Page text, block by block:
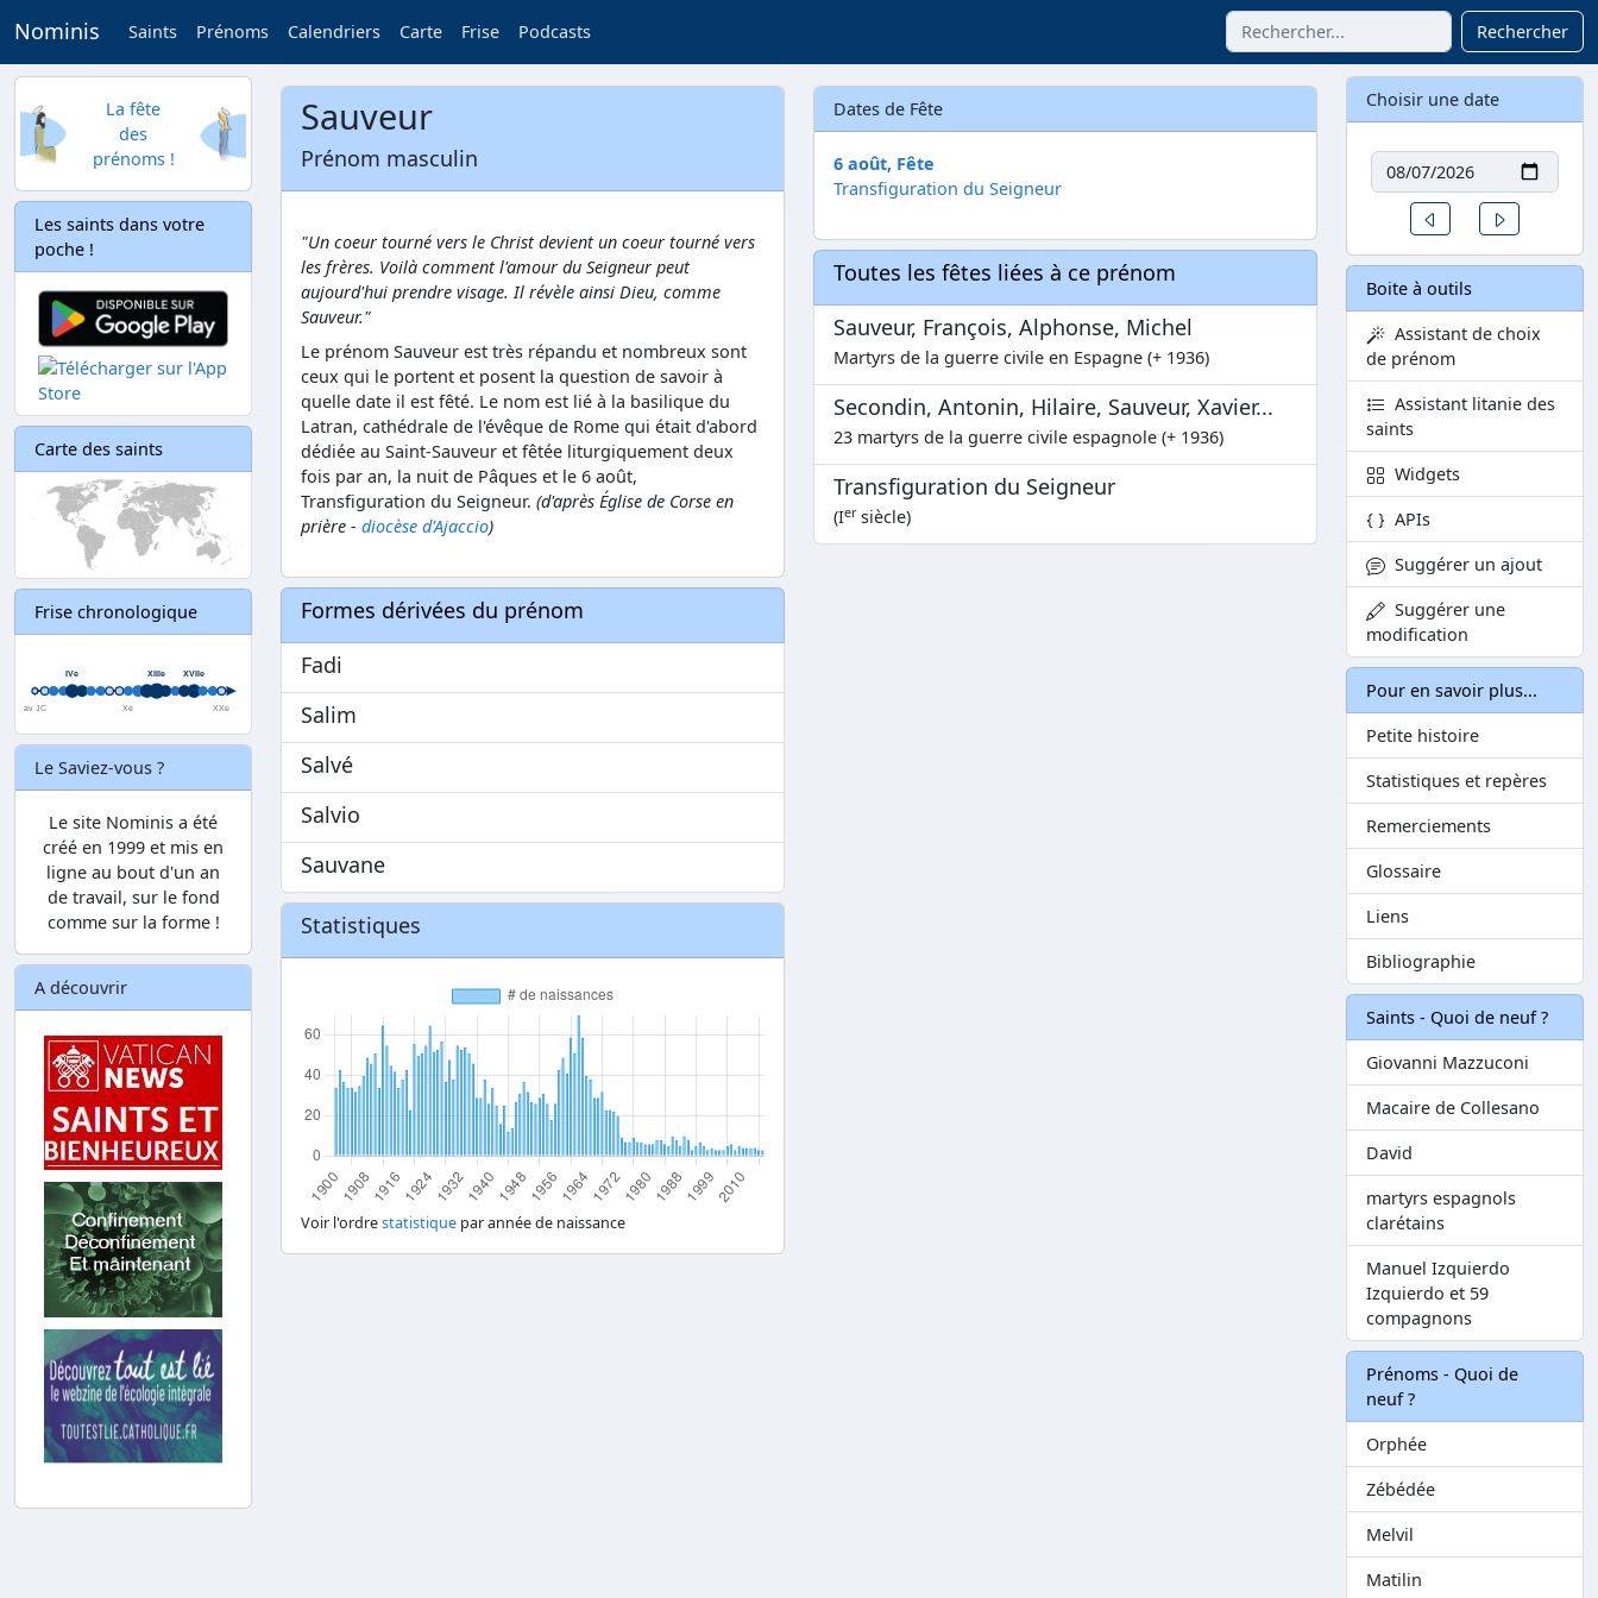
Nominis Saints Prénoms Calendriers Carte Frise Podcasts Rechercher
La fête
des
prénoms !
Les saints dans votre
poche !
Carte des saints
Frise chronologique
Le Saviez-vous ?
Le site Nominis a été
créé en 1999 et mis en
ligne au bout d'un an
de travail, sur le fond
comme sur la forme !
A découvrir
Sauveur
Prénom masculin
"Un coeur tourné vers le Christ devient un coeur tourné vers
les frères. Voilà comment l'amour du Seigneur peut
aujourd'hui prendre visage. Il révèle ainsi Dieu, comme
Sauveur."
Le prénom Sauveur est très répandu et nombreux sont
ceux qui le portent et posent la question de savoir à
quelle date il est fêté. Le nom est lié à la basilique du
Latran, cathédrale de l'évêque de Rome qui était d'abord
dédiée au Saint-Sauveur et fêtée liturgiquement deux
fois par an, la nuit de Pâques et le 6 août,
Transfiguration du Seigneur. (d'après Église de Corse en
prière - diocèse d'Ajaccio)
Formes dérivées du prénom
Fadi
Salim
Salvé
Salvio
Sauvane
Statistiques
Voir l'ordrestatistique par année de naissance
Dates de Fête
6 août, Fête
Transfiguration du Seigneur
Toutes les fêtes liées à ce prénom
Sauveur, François, Alphonse, Michel
Martyrs de la guerre civile en Espagne (+ 1936)
Secondin, Antonin, Hilaire, Sauveur, Xavier...
23 martyrs de la guerre civile espagnole (+ 1936)
Transfiguration du Seigneur
(Iersiècle)
Choisir une date
Date
Un jour avant
Boite à outils
Assistant de choix
de prénom
Assistant litanie des
saints
Widgets
APIs
Suggérer un ajout
Suggérer une
modification
Pour en savoir plus...
Petite histoire
Statistiques et repères
Remerciements
Glossaire
Liens
Bibliographie
Saints - Quoi de neuf ?
Giovanni Mazzuconi
Macaire de Collesano
David
martyrs espagnols
clarétains
Manuel Izquierdo
Izquierdo et 59
compagnons
Prénoms - Quoi de
neuf ?
Orphée
Zébédée
Melvil
Matilin